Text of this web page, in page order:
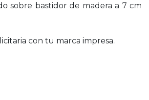
sobre bastidor de madera a 7 cm
con tu marca impresa.